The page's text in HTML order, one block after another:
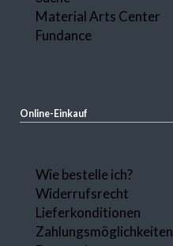
Material Arts Center
Fundance
Online-Einkauf
überspringen
Wie bestelle ich?
Widerrufsrecht
Lieferkonditionen
Zahlungsmöglichkeiten